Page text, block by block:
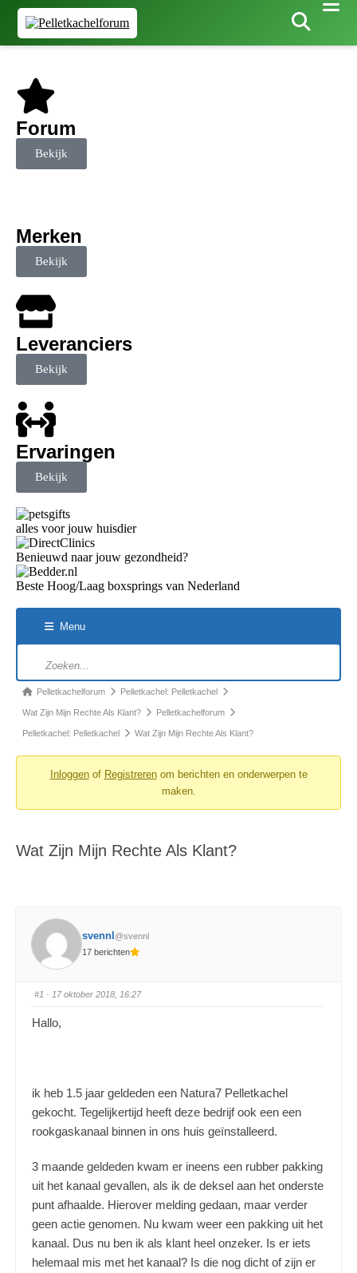
Forum
Bekijk
Merken
Bekijk
Leveranciers
Bekijk
Ervaringen
Bekijk
alles voor jouw huisdier
Benieuwd naar jouw gezondheid?
Beste Hoog/Laag boxsprings van Nederland
Menu
Pelletkachelforum Pelletkachel: Pelletkachel
Wat Zijn Mijn Rechte Als Klant? Pelletkachelforum
Pelletkachel: Pelletkachel Wat Zijn Mijn Rechte Als Klant?
Inloggenof Registrerenom berichten en onderwerpen te
maken.
Wat Zijn Mijn Rechte Als Klant?
svennl @svennl
17 berichten
#1 · 17 oktober 2018, 16:27
Hallo,
ik heb 1.5 jaar geldeden een Natura7 Pelletkachel
gekocht. Tegelijkertijd heeft deze bedrijf ook een een
rookgaskanaal binnen in ons huis geïnstalleerd.
3 maande geldeden kwam er ineens een rubber pakking
uit het kanaal gevallen, als ik de deksel aan het onderste
punt afhaalde. Hierover melding gedaan, maar verder
geen actie genomen. Nu kwam weer een pakking uit het
kanaal. Dus nu ben ik als klant heel onzeker. Is er iets
helemaal mis met het kanaal? Is die nog dicht of zijn er